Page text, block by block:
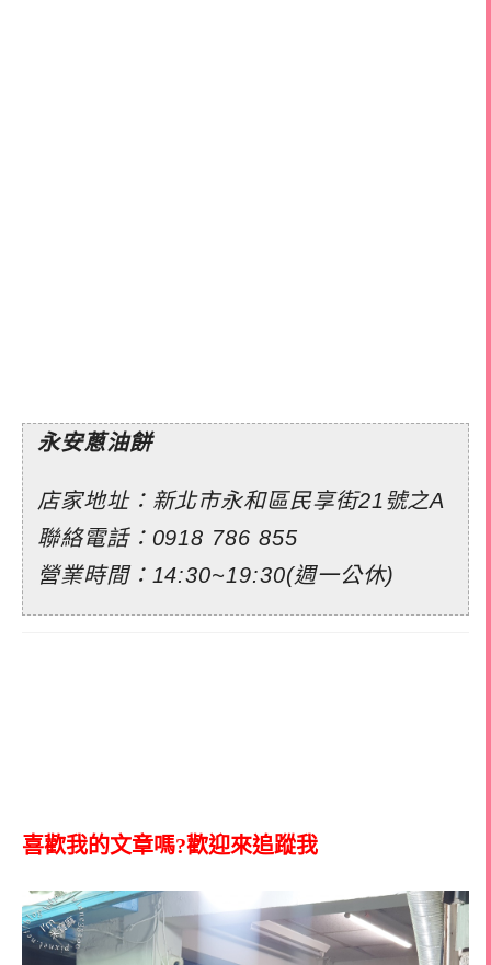
永安蔥油餅
店家地址：新北市永和區民享街21號之A
聯絡電話： 0918 786 855
營業時間：14:30~19:30(週一公休)
喜歡我的文章嗎?歡迎來追蹤我